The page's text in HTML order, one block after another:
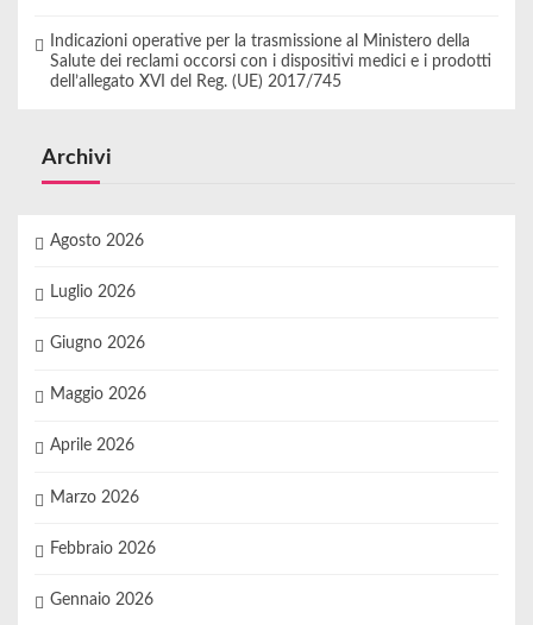
Indicazioni operative per la trasmissione al Ministero della
Salute dei reclami occorsi con i dispositivi medici e i prodotti
dell’allegato XVI del Reg. (UE) 2017/745
Archivi
Agosto 2026
Luglio 2026
Giugno 2026
Maggio 2026
Aprile 2026
Marzo 2026
Febbraio 2026
Gennaio 2026